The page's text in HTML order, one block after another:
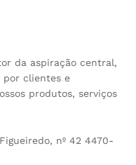
da aspiração central,
por clientes e
produtos, serviços
nº 42 4470-